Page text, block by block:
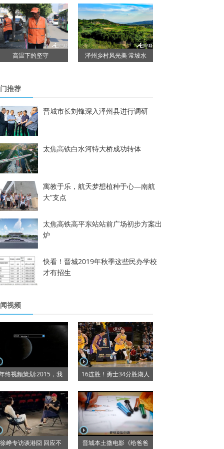
高温下的坚守 泽州乡村风光美 常坡水
推荐
晋城市长刘锋深入泽州县进行调研
太焦高铁白水河特大桥成功转体
寓教于乐，航天梦想植种于心—南航
大“支点
太焦高铁高平东站站前广场初步方案出
炉
快看！晋城2019年秋季这些民办学校
才有招生
视频
终视频策划:2015，我 16连胜！勇士34分胜湖人
徐峥专访谈港囧 回应不 晋城本土微电影《给爸爸